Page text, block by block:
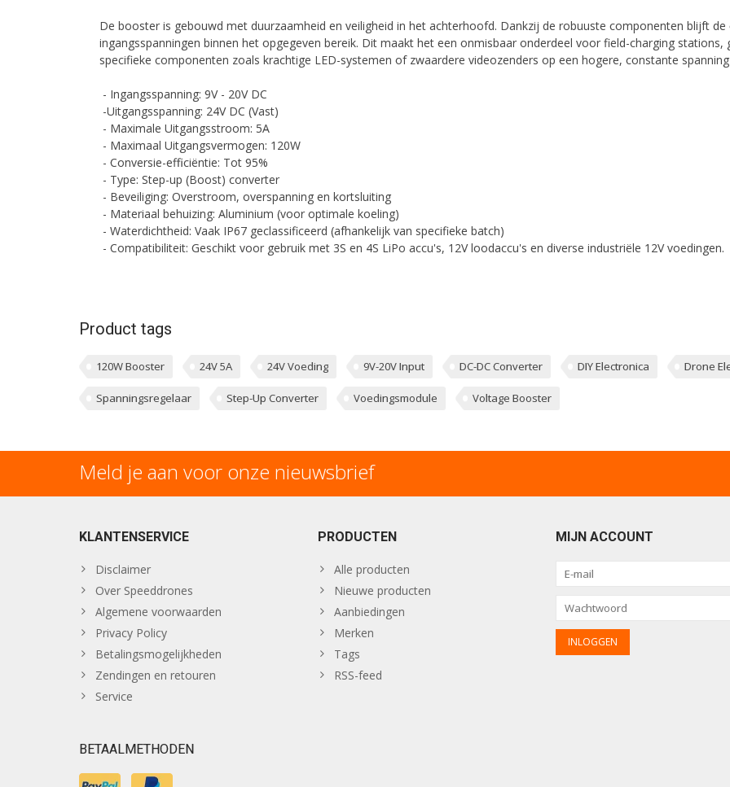
De booster is gebouwd met duurzaamheid en veiligheid in het achterhoofd. Dankzij de robuuste componenten blijft
ingangsspanningen binnen het opgegeven bereik. Dit maakt het een onmisbaar onderdeel voor field-charging
specifieke componenten zoals krachtige LED-systemen of zwaardere videozenders op een hogere, constante
- Ingangsspanning: 9V - 20V DC
-Uitgangsspanning: 24V DC (Vast)
- Maximale Uitgangsstroom: 5A
- Maximaal Uitgangsvermogen: 120W
- Conversie-efficiëntie: Tot 95%
- Type: Step-up (Boost) converter
- Beveiliging: Overstroom, overspanning en kortsluiting
- Materiaal behuizing: Aluminium (voor optimale koeling)
- Waterdichtheid: Vaak IP67 geclassificeerd (afhankelijk van specifieke batch)
- Compatibiliteit: Geschikt voor gebruik met 3S en 4S LiPo accu's, 12V loodaccu's en diverse industriële 12V voedingen.
Product tags
120W Booster 24V 5A 24V Voeding 9V-20V Input DC-DC Converter DIY Electronica Drone
Spanningsregelaar Step-Up Converter Voedingsmodule Voltage Booster
Meld je aan voor onze nieuwsbrief
KLANTENSERVICE
Disclaimer
Over Speeddrones
Algemene voorwaarden
Privacy Policy
Betalingsmogelijkheden
Zendingen en retouren
Service
PRODUCTEN
Alle producten
Nieuwe producten
Aanbiedingen
Merken
Tags
RSS-feed
MIJN ACCOUNT
BETAALMETHODEN